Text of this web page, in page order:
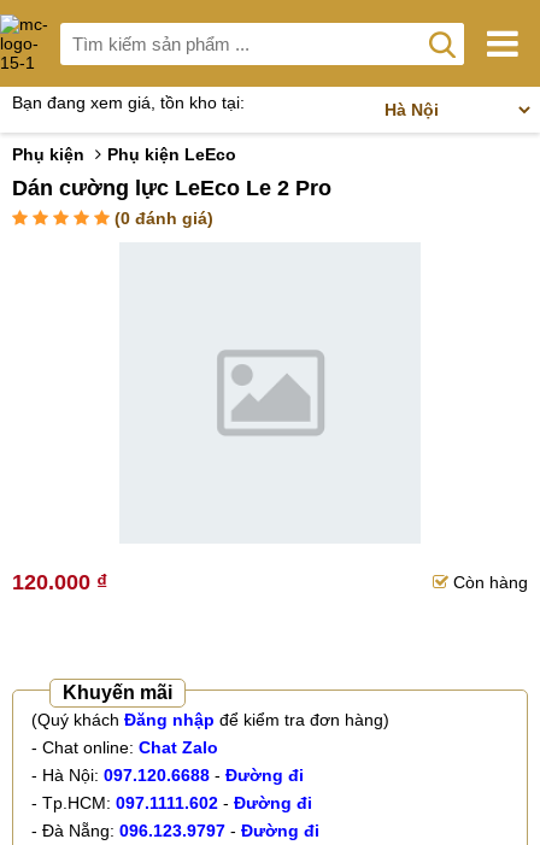
Bạn đang xem giá, tồn kho tại:
Phụ kiện Phụ kiện LeEco
Dán cường lực LeEco Le 2 Pro
(0 đánh giá)
120.000 ₫ Còn hàng
Khuyến mãi
(Quý khách Đăng nhập để kiểm tra đơn hàng)
- Chat online: Chat Zalo
- Hà Nội: 097.120.6688 - Đường đi
- Tp.HCM: 097.1111.602 - Đường đi
- Đà Nẵng: 096.123.9797 - Đường đi